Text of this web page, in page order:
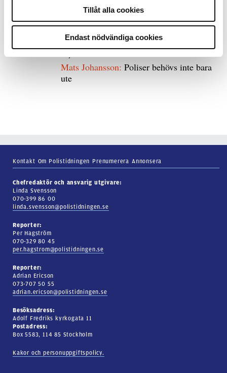
Tillåt alla cookies
Endast nödvändiga cookies
Debatt:Med för höga krav på evidens kan
polisen inte göra något alls
15 juni 2026
Mats Johansson: Poliser behövs inte bara
ute
Kontakt Om Polistidningen Prenumerera Annonsera
Chefredaktör och ansvarig utgivare:
Linda Svensson
070-399 86 00
linda.svensson@polistidningen.se
Reporter:
Per Hagström
070-329 80 45
per.hagstrom@polistidningen.se
Reporter:
Adrian Ericson
073-707 50 55
adrian.ericson@polistidningen.se
Besöksadress:
Adolf Fredriks kyrkogata 11
Postadress:
Box 5583, 114 85 Stockholm
Kakor och personuppgiftspolicy.